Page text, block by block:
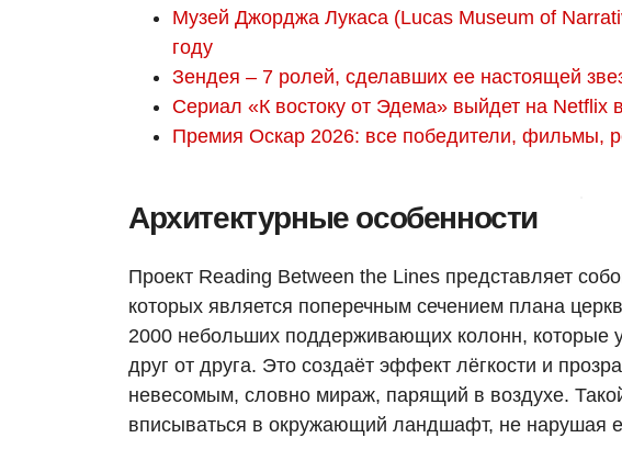
Музей Джорджа Лукаса (Lucas Museum of
году
Зендея – 7 ролей, сделавших ее настоящей
Сериал «К востоку от Эдема» выйдет на Netflix
Премия Оскар 2026: все победители, фильмы,
Архитектурные особенности
Проект Reading Between the Lines представляет
которых является поперечным сечением плана
2000 небольших поддерживающих колонн, которые
друг от друга. Это создаёт эффект лёгкости и
невесомым, словно мираж, парящий в воздухе.
вписываться в окружающий ландшафт, не нарушая